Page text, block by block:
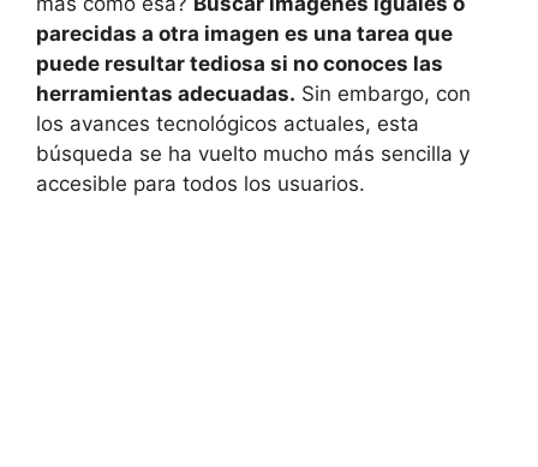
parecidas a otra imagen ⁤es una tarea que
puede resultar tediosa si no conoces las
herramientas adecuadas. Sin​ embargo, con
los avances tecnológicos actuales, esta
búsqueda se ha vuelto mucho más sencilla y
accesible para todos los usuarios.